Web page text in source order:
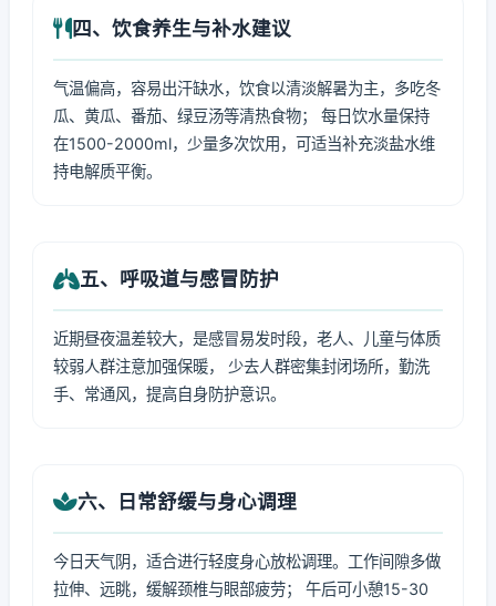
四、饮食养生与补水建议
气温偏高，容易出汗缺水，饮食以清淡解暑为主，多吃冬
瓜、黄瓜、番茄、绿豆汤等清热食物； 每日饮水量保持
在1500-2000ml，少量多次饮用，可适当补充淡盐水维
持电解质平衡。
五、呼吸道与感冒防护
近期昼夜温差较大，是感冒易发时段，老人、儿童与体质
较弱人群注意加强保暖， 少去人群密集封闭场所，勤洗
手、常通风，提高自身防护意识。
六、日常舒缓与身心调理
今日天气阴，适合进行轻度身心放松调理。工作间隙多做
拉伸、远眺，缓解颈椎与眼部疲劳； 午后可小憩15-30